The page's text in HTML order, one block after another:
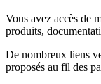
Vous avez accès de
produits,
De nombreux liens
proposés au fil des